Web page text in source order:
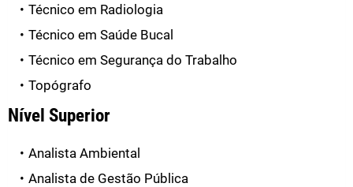
Técnico em Radiologia
Técnico em Saúde Bucal
Técnico em Segurança do Trabalho
Topógrafo
Nível Superior
Analista Ambiental
Analista de Gestão Pública